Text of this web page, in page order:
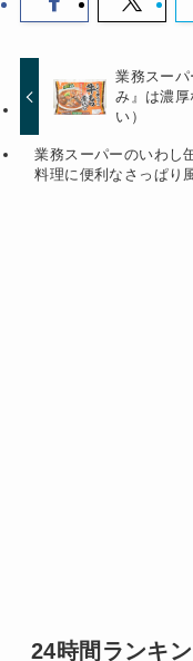
業務スー
み』は濃
い）
業務スーパーのいわし
料理に便利なさっぱり
24時間ランキ